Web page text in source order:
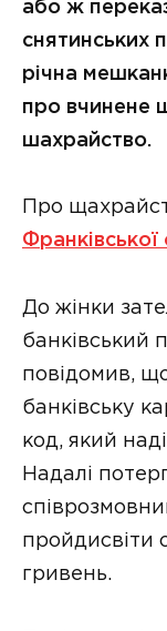
або ж
снятинських
річна
про вчинене
шахрайство.
Про
Франківської
До жінки
банківський
повідомив,
банківську
код, який
Надалі
пройдисвіти
гривень.